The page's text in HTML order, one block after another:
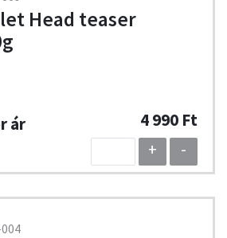
Head teaser
4 990 Ft
+
-